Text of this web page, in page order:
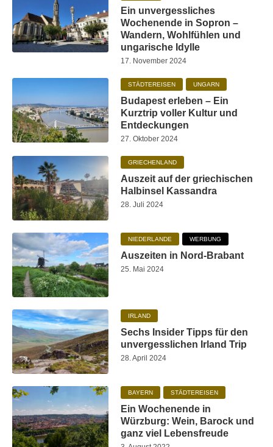
Ein unvergessliches
Wochenende in Sopron –
Wandern, Wohlfühlen und
ungarische Idylle
17. November 2024
STÄDTEREISEN UNGARN
Budapest erleben – Ein
Kurztrip voller Kultur und
Entdeckungen
27. Oktober 2024
GRIECHENLAND
Auszeit auf der griechischen
Halbinsel Kassandra
28. Juli 2024
NIEDERLANDE WERBUNG
Auszeiten in Nord-Brabant
25. Mai 2024
IRLAND
Sechs Insider Tipps für den
unvergesslichen Irland Trip
28. April 2024
BAYERN STÄDTEREISEN
Ein Wochenende in
Würzburg: Wein, Barock und
ganz viel Lebensfreude